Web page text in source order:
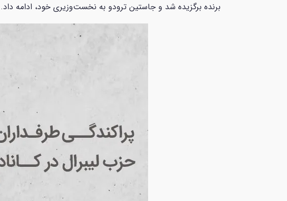
برنده برگزیده شد و جاستین ترودو به نخست‌وزیری خود، ادامه داد.